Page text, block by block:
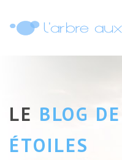
LE BLOG
ÉTOILES